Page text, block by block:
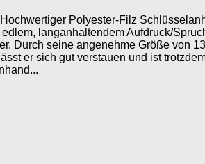
Polyester-Filz
langanhaltendem Aufdruck/
Durch seine angenehme Größe von
er sich gut verstauen und ist